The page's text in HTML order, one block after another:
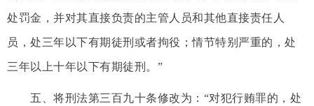
处罚金，并对其直接负责的主管人员和其他直接责任人
员，处三年以下有期徒刑或者拘役；情节特别严重的，处
三年以上十年以下有期徒刑。”
五、将刑法第三百九十条修改为：“对犯行贿罪的，处